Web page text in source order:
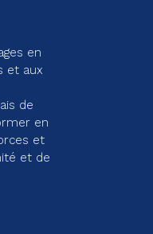
en
et aux
de
en
et
et de